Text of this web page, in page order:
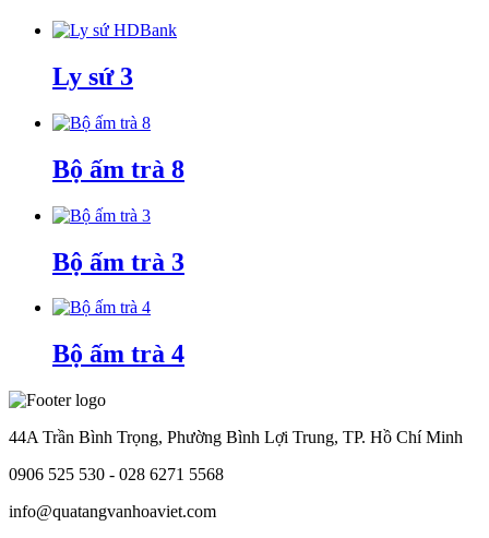
Ly sứ 3
Bộ ấm trà 8
Bộ ấm trà 3
Bộ ấm trà 4
44A Trần Bình Trọng, Phường Bình Lợi Trung, TP. Hồ Chí Minh
0906 525 530 - 028 6271 5568
info@quatangvanhoaviet.com